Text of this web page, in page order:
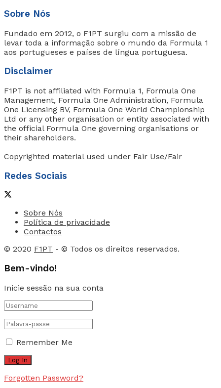
Sobre Nós
Fundado em 2012, o F1PT surgiu com a missão de
levar toda a informação sobre o mundo da Formula 1
aos portugueses e países de língua portuguesa.
Disclaimer
F1PT is not affiliated with Formula 1, Formula One
Management, Formula One Administration, Formula
One Licensing BV, Formula One World Championship
Ltd or any other organisation or entity associated with
the official Formula One governing organisations or
their shareholders.
Copyrighted material used under Fair Use/Fair
Redes Sociais
Sobre Nós
Política de privacidade
Contactos
© 2020 F1PT - © Todos os direitos reservados.
Bem-vindo!
Inicie sessão na sua conta
Remember Me
Forgotten Password?